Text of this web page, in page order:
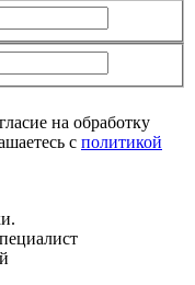
на обработку
с политикой